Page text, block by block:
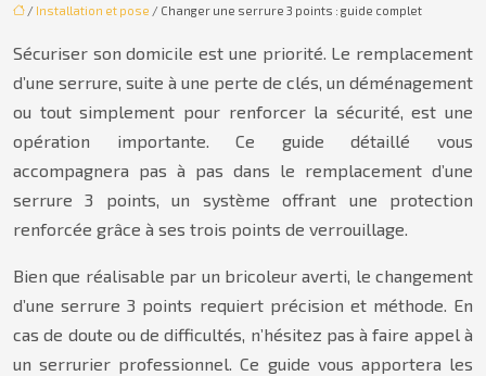
/ Installation et pose / Changer une serrure 3 points : guide complet
Sécuriser son domicile est une priorité. Le remplacement
d’une serrure, suite à une perte de clés, un déménagement
ou tout simplement pour renforcer la sécurité, est une
opération importante. Ce guide détaillé vous
accompagnera pas à pas dans le remplacement d’une
serrure 3 points, un système offrant une protection
renforcée grâce à ses trois points de verrouillage.
Bien que réalisable par un bricoleur averti, le changement
d’une serrure 3 points requiert précision et méthode. En
cas de doute ou de difficultés, n’hésitez pas à faire appel à
un serrurier professionnel. Ce guide vous apportera les